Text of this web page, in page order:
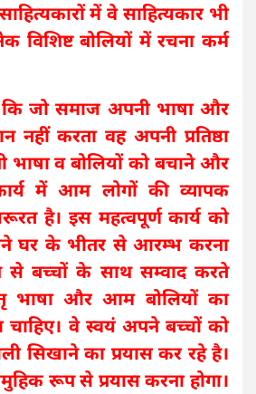
में वे साहित्यकार भी
विशिष्ट बोलियों में रचना कर्म
कि जो समाज अपनी भाषा और
नहीं करता वह अपनी प्रतिष्ठा
भाषा व बोलियों को बचाने और
में आम लोगों की व्यापक
है। इस महत्वपूर्ण कार्य को
घर के भीतर से आरम्भ करना
से बच्चों के साथ सम्वाद करते
भाषा और आम बोलियों का
चाहिए। वे स्वयं अपने बच्चों को
सिखाने का प्रयास कर रहे है।
रूप से प्रयास करना होगा।